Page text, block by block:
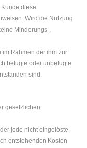
diese
Wird die Nutzung
Minderungs-,
im Rahmen der ihm zur
befugte oder unbefugte
sind.
gesetzlichen
jede nicht eingelöste
entstehenden Kosten